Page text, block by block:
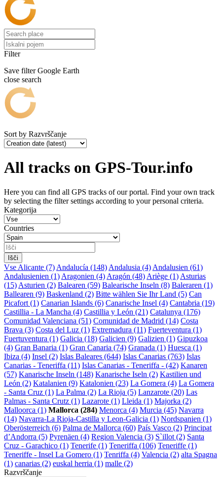
Filter
Save filter Google Earth
close search
Sort by Razvrščanje
All tracks on GPS-Tour.info
Here you can find all GPS tracks of our portal. Find your own track
by selecting the filter settings according to your personal criteria.
Kategorija
Countries
Vse Alicante (7) Andalucía (148) Andalusia (4) Andalusien (61)
Andalusienien (1) Aragonien (4) Aragón (48) Ariège (1) Asturias
(15) Asturien (2) Balearen (59) Balearische Inseln (8) Baleraren (1)
Ballearen (9) Baskenland (2) Bitte wählen Sie Ihr Land (5) Can
Picafort (1) Canarian Islands (6) Canarische Insel (4) Cantabria (19)
Castillia - La Mancha (4) Castillia y León (21) Catalunya (176)
Comunidad Valenciana (51) Comunidad de Madrid (14) Costa
Brava (3) Costa del Luz (1) Extremadura (11) Fuerteventura (1)
Fuertuventura (1) Galicia (18) Galicien (9) Galizien (1) Gipuzkoa
(4) Gran Banaria (1) Gran Canaria (74) Granada (1) Huesca (1)
Ibiza (4) Insel (2) Islas Baleares (644) Islas Canarias (763) Islas
Canarias - Teneriffa (11) Islas Canarias - Teneriffa - (42) Kanaren
(57) Kanarische Inseln (148) Kanarische Iseln (2) Kastilien und
León (2) Katalanien (9) Katalonien (23) La Gomera (4) La Gomera
- Santa Cruz (1) La Palma (2) La Rioja (5) Lanzarote (20) Las
Palmas - Santa Crutz (1) Lazarote (1) Lleida (1) Majorka (2)
Malloorca (1) Mallorca (284) Menorca (4) Murcia (45) Navarra
(14) Navarra-La Rioja-Castilla y Leon-Galicia (1) Nordspanien (1)
Oberösterreich (6) Palma de Mallorca (60) País Vasco (2) Principat
d’Andorra (5) Pyrenäen (4) Region Valencia (3) S`illot (2) Santa
Cruz - Garachico (1) Tenerife (1) Teneriffa (106) Teneriffe (1)
Teneriffe - Insel La Gomero (1) Tenriffa (4) Valencia (2) alta Spagna
(1) canarias (2) euskal herria (1) malle (2)
Razvrščanje